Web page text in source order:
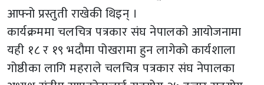
आफ्नो प्रस्तुती राखेकी थिइन् ।
कार्यक्रममा चलचित्र पत्रकार संघ नेपालको आयोजनामा
यही १८ र १९ भदौमा पोखरामा हुन लागेको कार्यशाला
गोष्ठीका लागि महराले चलचित्र पत्रकार संघ नेपालका